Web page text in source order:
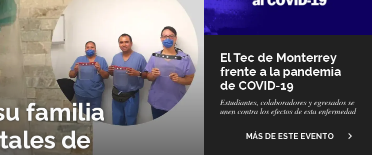
familia
de
El Tec de Monterrey
frente a la pandemia
de COVID-19
Subtítulo
Estudiantes, colaboradores y egresados se
unen contra los efectos de esta enfermedad
MÁS DE ESTE EVENTO navigate_next